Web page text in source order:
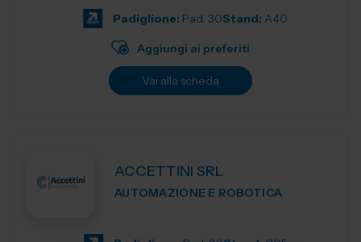
Padiglione: Pad. 30Stand: A40
Aggiungi ai preferiti
Vai alla scheda
ACCETTINI SRL
AUTOMAZIONE E ROBOTICA